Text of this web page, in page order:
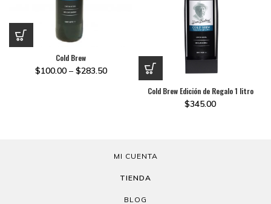
Cold Brew
$100.00– $283.50
Cold Brew Edición de Regalo 1 litro
$345.00
MI CUENTA
TIENDA
BLOG